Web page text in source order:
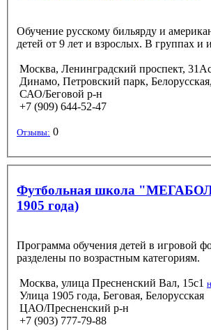
Обучение русскому бильярду и
детей от 9 лет и взрослых. В группах и
Москва, Ленинградский проспект,
Динамо, Петровский парк,
САО/Беговой р-н
+7 (909) 644-52-47
Отзывы: 0
Футбольная школа
1905 года)
Программа обучения детей в игровой
разделены по возрастным категориям.
Москва, улица Пресненский Вал, 15с1
Улица 1905 года, Беговая, Белорусская
ЦАО/Пресненский р-н
+7 (903) 777-79-88